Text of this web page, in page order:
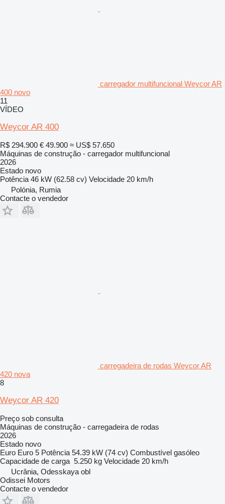
carregador multifuncional Weycor AR
400 novo
11
VÍDEO
Weycor AR 400
R$ 294.900 € 49.900 ≈ US$ 57.650
Máquinas de construção - carregador multifuncional
2026
Estado novo
Potência 46 kW (62.58 cv) Velocidade 20 km/h
Polónia, Rumia
Contacte o vendedor
carregadeira de rodas Weycor AR
420 nova
8
Weycor AR 420
Preço sob consulta
Máquinas de construção - carregadeira de rodas
2026
Estado novo
Euro Euro 5 Potência 54.39 kW (74 cv) Combustível gasóleo
Capacidade de carga 5.250 kg Velocidade 20 km/h
Ucrânia, Odesskaya obl
Odissei Motors
Contacte o vendedor